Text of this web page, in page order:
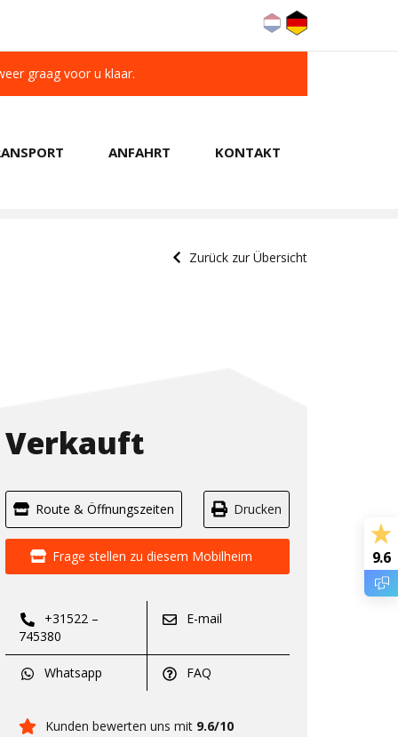
graag voor u klaar.
ANFAHRT KONTAKT
Zurück zur Übersicht
Verkauft
Route & Öffnungszeiten Drucken
Frage stellen zu diesem Mobilheim
+31522 –
745380
E-mail
Whatsapp FAQ
Kunden bewerten uns mit 9.6/10
9.6